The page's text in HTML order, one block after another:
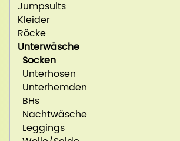
Jumpsuits
Kleider
Röcke
Unterwäsche
Socken
Unterhosen
Unterhemden
BHs
Nachtwäsche
Leggings